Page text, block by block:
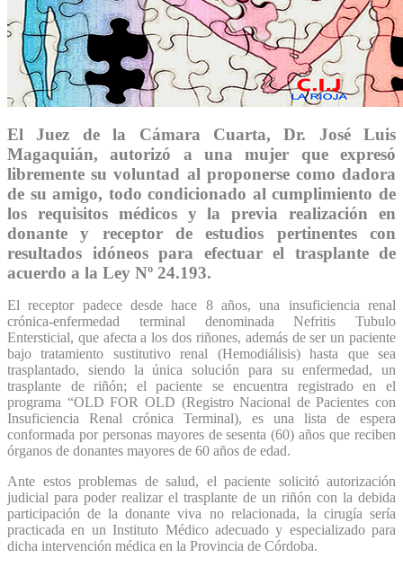
El Juez de la Cámara Cuarta, Dr. José Luis
Magaquián, autorizó a una mujer que expresó
libremente su voluntad al proponerse como dadora
de su amigo, todo condicionado al cumplimiento de
los requisitos médicos y la previa realización en
donante y receptor de estudios pertinentes con
resultados idóneos para efectuar el trasplante de
acuerdo a la Ley Nº 24.193.
El receptor padece desde hace 8 años, una insuficiencia renal
crónica-enfermedad terminal denominada Nefritis Tubulo
Entersticial, que afecta a los dos riñones, además de ser un paciente
bajo tratamiento sustitutivo renal (Hemodiálisis) hasta que sea
trasplantado, siendo la única solución para su enfermedad, un
trasplante de riñón; el paciente se encuentra registrado en el
programa “OLD FOR OLD (Registro Nacional de Pacientes con
Insuficiencia Renal crónica Terminal), es una lista de espera
conformada por personas mayores de sesenta (60) años que reciben
órganos de donantes mayores de 60 años de edad.
Ante estos problemas de salud, el paciente solicitó autorización
judicial para poder realizar el trasplante de un riñón con la debida
participación de la donante viva no relacionada, la cirugía sería
practicada en un Instituto Médico adecuado y especializado para
dicha intervención médica en la Provincia de Córdoba.